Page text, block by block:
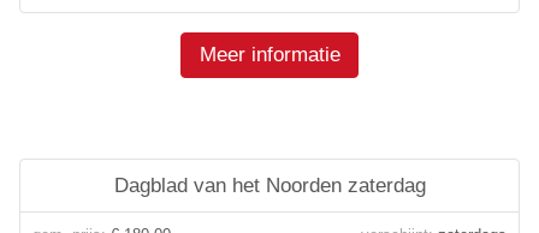
Meer informatie
Dagblad van het Noorden zaterdag